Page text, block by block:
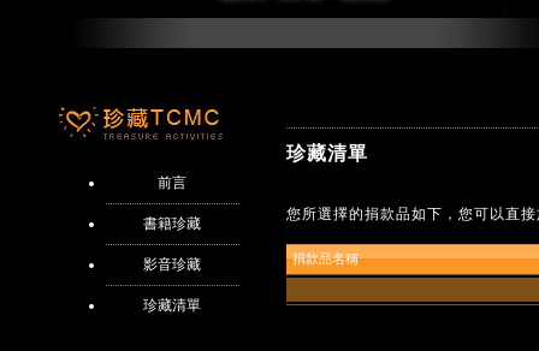
前言
書籍珍藏
影音珍藏
珍藏清單
珍藏清單
您所選擇的捐款品如下，您可以直
捐款品名稱